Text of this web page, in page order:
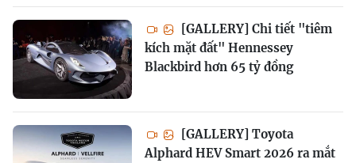
[GALLERY] Chi tiết "tiêm
kích mặt đất" Hennessey
Blackbird hơn 65 tỷ đồng
[GALLERY] Toyota
Alphard HEV Smart 2026 ra mắt